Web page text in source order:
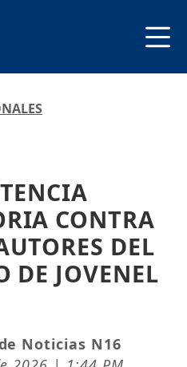
CONTRA
DEL
DE JOVENEL
Noticias N16